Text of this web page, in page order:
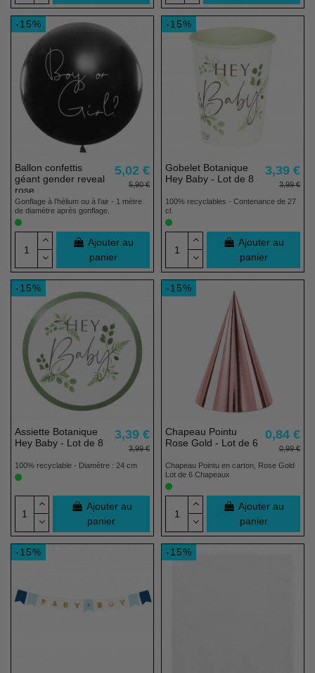
-15%
Ballon confettis
géant gender reveal
rose
5,02 €
5,90 €
Gonflage à l'hélium ou à l'air - 1 mètre
de diamètre après gonflage.
Ajouter au
panier
-15%
Gobelet Botanique
Hey Baby - Lot de 8
3,39 €
3,99 €
100% recyclables - Contenance de 27
cl.
Ajouter au
panier
-15%
Assiette Botanique
Hey Baby - Lot de 8
3,39 €
3,99 €
100% recyclable - Diamètre : 24 cm
Ajouter au
panier
-15%
Chapeau Pointu
Rose Gold - Lot de 6
0,84 €
0,99 €
Chapeau Pointu en carton, Rose Gold
Lot de 6 Chapeaux
Ajouter au
panier
-15% -15%